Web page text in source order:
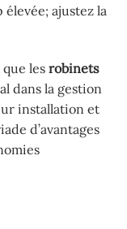
élevée; ajustez la
les robinets
dans la gestion
installation et
d’avantages